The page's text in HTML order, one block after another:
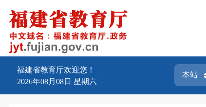
福建省教育厅欢迎您！
2026年08月08日 星期六